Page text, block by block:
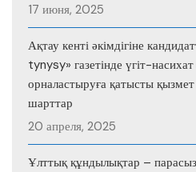
17 июня, 2025
Ақтау кенті әкімдігіне
tynysy» газетінде үгіт-
орналастыруға қатысты
шарттар
20 апреля, 2025
Ұлттық құндылықтар –